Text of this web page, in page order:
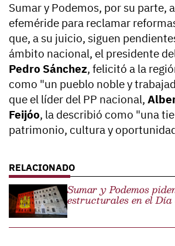
Sumar y Podemos, por su parte,
efeméride para reclamar
que, a su juicio, siguen
ámbito nacional, el presidente
Pedro Sánchez, felicitó a la
como "un pueblo noble y
que el líder del PP nacional,
Feijóo, la describió como "una
patrimonio, cultura y
Sumar y Podemos
estructurales en el